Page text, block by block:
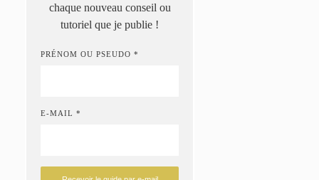
chaque nouveau conseil ou
tutoriel que je publie !
PRÉNOM OU PSEUDO *
E-MAIL *